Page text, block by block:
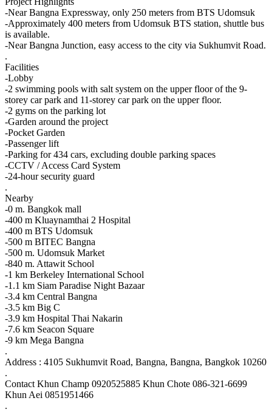
-Near Bangna Expressway, only 250 meters from BTS Udomsuk
-Approximately 400 meters from Udomsuk BTS station, shuttle bus
is available.
-Near Bangna Junction, easy access to the city via Sukhumvit Road.
.
Facilities
-Lobby
-2 swimming pools with salt system on the upper floor of the 9-
storey car park and 11-storey car park on the upper floor.
-2 gyms on the parking lot
-Garden around the project
-Pocket Garden
-Passenger lift
-Parking for 434 cars, excluding double parking spaces
-CCTV / Access Card System
-24-hour security guard
.
Nearby
-0 m. Bangkok mall
-400 m Kluaynamthai 2 Hospital
-400 m BTS Udomsuk
-500 m BITEC Bangna
-500 m. Udomsuk Market
-840 m. Attawit School
-1 km Berkeley International School
-1.1 km Siam Paradise Night Bazaar
-3.4 km Central Bangna
-3.5 km Big C
-3.9 km Hospital Thai Nakarin
-7.6 km Seacon Square
-9 km Mega Bangna
.
Address : 4105 Sukhumvit Road, Bangna, Bangna, Bangkok 10260
.
Contact Khun Champ 0920525885 Khun Chote 086-321-6699
Khun Aei 0851951466
.